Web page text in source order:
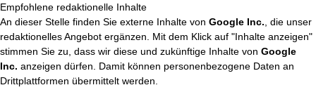
Empfohlene redaktionelle Inhalte
An dieser Stelle finden Sie externe Inhalte von Google Inc. , die unser
redaktionelles Angebot ergänzen. Mit dem Klick auf "Inhalte anzeigen"
stimmen Sie zu, dass wir diese und zukünftige Inhalte von Google
Inc. anzeigen dürfen. Damit können personenbezogene Daten an
Drittplattformen übermittelt werden.